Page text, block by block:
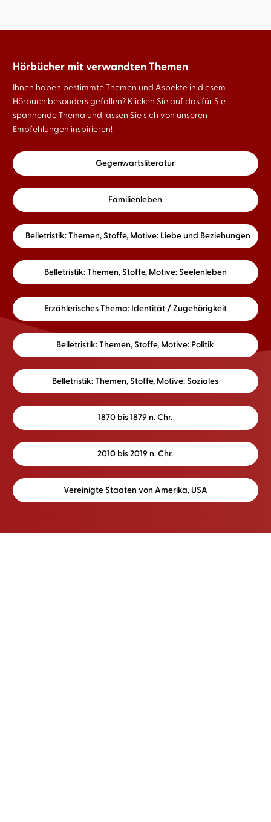
Hörbücher mit verwandten Themen
Ihnen haben bestimmte Themen und Aspekte in diesem
Hörbuch besonders gefallen? Klicken Sie auf das für Sie
spannende Thema und lassen Sie sich von unseren
Empfehlungen inspirieren!
Gegenwartsliteratur
Familienleben
Belletristik: Themen, Stoffe, Motive: Liebe und Beziehungen
Belletristik: Themen, Stoffe, Motive: Seelenleben
Erzählerisches Thema: Identität / Zugehörigkeit
Belletristik: Themen, Stoffe, Motive: Politik
Belletristik: Themen, Stoffe, Motive: Soziales
1870 bis 1879 n. Chr.
2010 bis 2019 n. Chr.
Vereinigte Staaten von Amerika, USA